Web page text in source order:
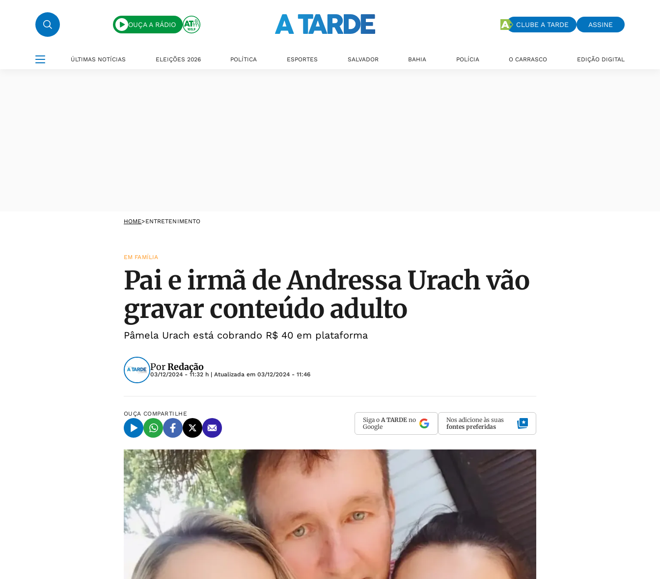
OUÇA A RÁDIO CLUBE A TARDE ASSINE
ÚLTIMAS NOTÍCIAS ELEIÇÕES 2026 POLÍTICA ESPORTES SALVADOR BAHIA POLÍCIA O CARRASCO EDIÇÃO DIGITAL
HOME>ENTRETENIMENTO
EM FAMÍLIA
Pai e irmã de Andressa Urach vão
gravar conteúdo adulto
Pâmela Urach está cobrando R$ 40 em plataforma
PorRedação
03/12/2024 - 11:32 h | Atualizada em 03/12/2024 - 11:46
OUÇA COMPARTILHE
Siga o A TARDE no
Google
Nos adicione às suas
fontes preferidas